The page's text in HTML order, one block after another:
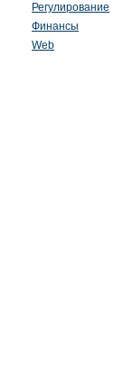
Регулирование
Финансы
Web